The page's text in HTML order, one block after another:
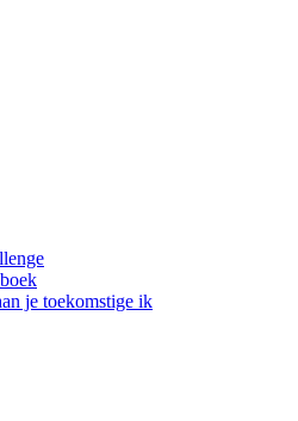
je toekomstige ik